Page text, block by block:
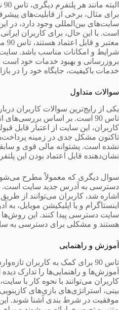
برای مثال، برخی از قابلیت‌های
سایت‌های بین‌المللی وجود دارد، در
است. با این حال، برای کاربران
شرایط و امکانات مناسب باشد.
بروزرسانی و بهبود خدمات خود است و
خدمات باکیفیت، جایگاه خود را در
سوالات متداول
یکی از رایج‌ترین سوالات کاربران
تاس 90 است. بر اساس
کاربران، این سایت از اعتبار قابل
تاکنون مشکل جدی در زمینه
نشده است. پشتوانه مالی قوی و
نشان‌دهنده قابل اعتماد بودن این
سوال دیگری که معمولاً مطرح
دسترسی به آدرس جدید سایت است.
اشاره شد، کاربران می‌توانند از طریق
اینستاگرام و یا اپلیکیشن موبایل، به
سایت دسترسی پیدا کنند. این
هستند و مشکلی برای دسترسی به
آموزش و راهنمایی
تاس 90 برای کمک به کاربران
آموزش‌ها و راهنمایی‌ها را تدارک
کاربران می‌توانند با نحوه کار با
بینی، استراتژی‌های بازی‌های
موفقیت در شرط بندی آشنا شوند.